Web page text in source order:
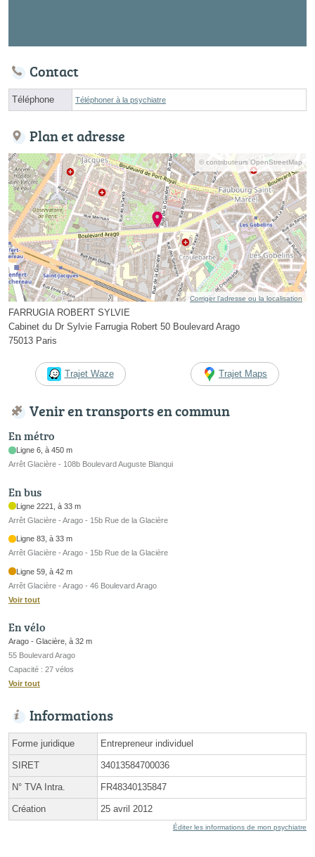
Contact
Téléphone Téléphoner à la psychiatre
Plan et adresse
© contributeurs OpenStreetMap
Corriger l’adresse ou la localisation
FARRUGIA ROBERT SYLVIE
Cabinet du Dr Sylvie Farrugia Robert 50 Boulevard Arago
75013 Paris
Trajet Waze Trajet Maps
Venir en transports en commun
En métro
Ligne 6, à 450 m
Arrêt Glacière - 108b Boulevard Auguste Blanqui
En bus
Ligne 2221, à 33 m
Arrêt Glacière - Arago - 15b Rue de la Glacière
Ligne 83, à 33 m
Arrêt Glacière - Arago - 15b Rue de la Glacière
Ligne 59, à 42 m
Arrêt Glacière - Arago - 46 Boulevard Arago
Voir tout
En vélo
Arago - Glacière, à 32 m
55 Boulevard Arago
Capacité : 27 vélos
Voir tout
Informations
Forme juridique Entrepreneur individuel
SIRET 34013584700036
N° TVA Intra. FR48340135847
Création 25 avril 2012
Éditer les informations de mon psychiatre